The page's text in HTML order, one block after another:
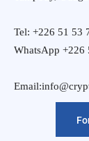
Tel: +226 51 53
WhatsApp +226